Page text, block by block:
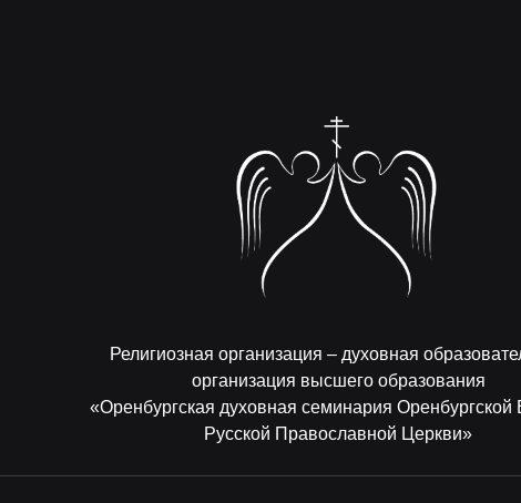
Религиозная организация – духовная
организация высшего образования
«Оренбургская духовная семинария Оренбургской
Русской Православной Церкви»